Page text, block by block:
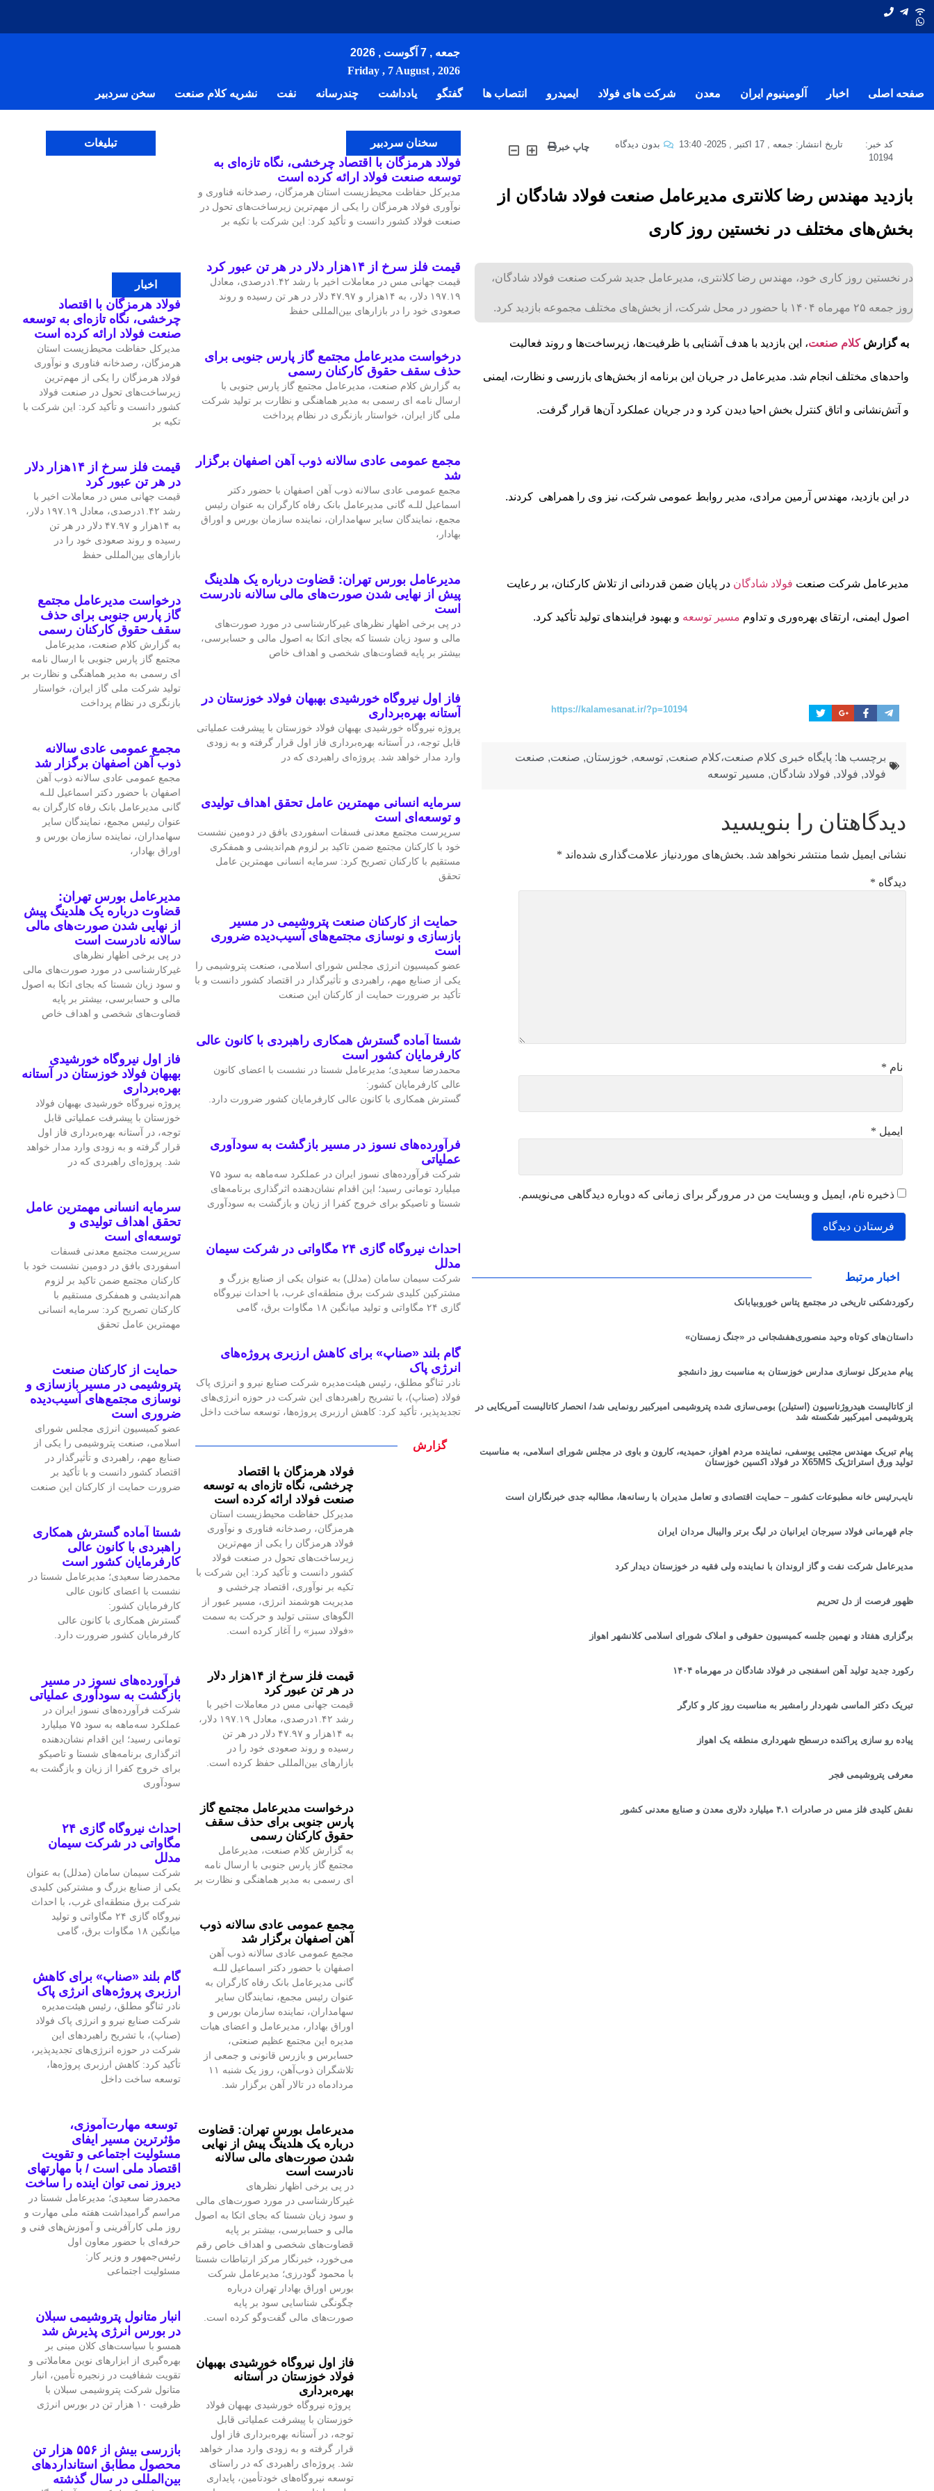
جمعه , 7 آگوست , 2026
Friday , 7 August , 2026
صفحه اصلی
اخبار آلومینیوم ایران معدن شرکت های فولاد ایمیدرو انتصاب ها گفتگو یادداشت چندرسانه نفت نشریه کلام صنعت سخن سردبیر
کد خبر:
10194
تاریخ انتشار: جمعه , 17 اکتبر , 2025 -
13:40 بدون دیدگاه چاپ خبر
بازدید مهندس رضا کلانتری مدیرعامل صنعت فولاد شادگان از
بخش‌های مختلف در نخستین روز کاری
در نخستین روز کاری خود، مهندس رضا کلانتری، مدیرعامل جدید شرکت صنعت فولاد شادگان،
روز جمعه ۲۵ مهرماه ۱۴۰۴ با حضور در محل شرکت، از بخش‌های مختلف مجموعه بازدید کرد.
به گزارش کلام صنعت، این بازدید با هدف آشنایی با ظرفیت‌ها، زیرساخت‌ها و روند فعالیت
واحدهای مختلف انجام شد. مدیرعامل در جریان این برنامه از بخش‌های بازرسی و نظارت، ایمنی
و آتش‌نشانی و اتاق کنترل بخش احیا دیدن کرد و در جریان عملکرد آن‌ها قرار گرفت.
در این بازدید، مهندس آرمین مرادی، مدیر روابط عمومی شرکت، نیز وی را همراهی کردند.
مدیرعامل شرکت صنعت فولاد شادگان در پایان ضمن قدردانی از تلاش کارکنان، بر رعایت
اصول ایمنی، ارتقای بهره‌وری و تداوم مسیر توسعه و بهبود فرایندهای تولید تأکید کرد.
https://kalamesanat.ir/?p=10194
برچسب ها: پایگاه خبری کلام صنعت،کلام صنعت, توسعه, خوزستان, صنعت, صنعت
فولاد, فولاد, فولاد شادگان, مسیر توسعه
دیدگاهتان را بنویسید
نشانی ایمیل شما منتشر نخواهد شد. بخش‌های موردنیاز علامت‌گذاری شده‌اند *
دیدگاه *
نام *
ایمیل *
ذخیره نام، ایمیل و وبسایت من در مرورگر برای زمانی که دوباره دیدگاهی می‌نویسم.
اخبار مرتبط
رکوردشکنی تاریخی در مجتمع پتاس خوروبیابانک
داستان‌های ‌کوتاه‌ وحید منصوری‌هفشجانی در «جنگ زمستان»
پیام مدیرکل نوسازی مدارس خوزستان به مناسبت روز دانشجو
از کاتالیست‌ هیدروژناسیون (استیلن) بومی‌سازی شده پتروشیمی امیرکبیر رونمایی شد/ انحصار کاتالیست‌ آمریکایی در
پتروشیمی امیرکبیر شکسته شد
پیام تبریک مهندس مجتبی یوسفی، نماینده مردم اهواز، حمیدیه، کارون و باوی در مجلس شورای اسلامی، به مناسبت
تولید ورق استراتژیک X65MS در فولاد اکسین خوزستان
نایب‌رئیس خانه مطبوعات کشور – حمایت اقتصادی و تعامل مدیران با رسانه‌ها، مطالبه جدی خبرنگاران است
جام قهرمانی فولاد سیرجان ایرانیان در لیگ برتر والیبال مردان ایران
مدیرعامل شرکت نفت و گاز اروندان با نماینده ولی فقیه در خوزستان دیدار کرد
ظهور فرصت از دل تحریم
برگزاری هفتاد و نهمین جلسه كميسيون حقوقی و املاک شورای اسلامی کلانشهر اهواز
رکورد جدید تولید آهن اسفنجی در فولاد شادگان در مهرماه ۱۴۰۴
تبریک دکتر الماسی شهردار رامشیر به مناسبت روز کار و کارگر
پیاده رو سازی پراکنده درسطح شهرداری منطقه یک اهواز
معرفی پتروشیمی فجر
نقش کلیدی فلز مس در صادرات ۴.۱ میلیارد دلاری معدن و صنایع معدنی کشور
سخنان سردبیر
فولاد هرمزگان با اقتصاد چرخشی، نگاه تازه‌ای به
توسعه صنعت فولاد ارائه کرده است
مدیرکل حفاظت محیط‌زیست استان هرمزگان، رصدخانه فناوری و
نوآوری فولاد هرمزگان را یکی از مهم‌ترین زیرساخت‌های تحول در
صنعت فولاد کشور دانست و تأکید کرد: این شرکت با تکیه بر
قیمت فلز سرخ از ۱۴هزار دلار در هر تن عبور کرد
قیمت جهانی مس در معاملات اخیر با رشد ۱.۴۲درصدی، معادل
۱۹۷.۱۹ دلار، به ۱۴هزار و ۴۷.۹۷ دلار در هر تن رسیده و روند
صعودی خود را در بازارهای بین‌المللی حفظ
درخواست مدیرعامل مجتمع گاز پارس جنوبی برای
حذف سقف حقوق کارکنان رسمی
به گزارش کلام صنعت، مدیرعامل مجتمع گاز پارس جنوبی با
ارسال نامه ای رسمی به مدیر هماهنگی و نظارت بر تولید شرکت
ملی گاز ایران، خواستار بازنگری در نظام پرداخت
مجمع عمومی عادی سالانه ذوب آهن اصفهان برگزار
شد
مجمع عمومی عادی سالانه ذوب آهن اصفهان با حضور دکتر
اسماعیل للـه گانی مدیرعامل بانک رفاه کارگران به عنوان رئیس
مجمع، نمایندگان سایر سهامداران، نماینده سازمان بورس و اوراق
بهادار،
مدیرعامل بورس تهران: قضاوت درباره یک هلدینگ
پیش از نهایی شدن صورت‌های مالی سالانه نادرست
است
در پی برخی اظهار نظرهای غیرکارشناسی در مورد صورت‌های
مالی و سود زیان شستا که بجای اتکا به اصول مالی و حسابرسی،
بیشتر بر پایه قضاوت‌‌های شخصی و اهداف خاص
فاز اول نیروگاه خورشیدی بهبهان فولاد خوزستان در
آستانه بهره‌برداری
پروژه نیروگاه خورشیدی بهبهان فولاد خوزستان با پیشرفت عملیاتی
قابل‌ توجه، در آستانه بهره‌برداری فاز اول قرار گرفته و به‌ زودی
وارد مدار خواهد شد. پروژه‌ای راهبردی که در
سرمایه انسانی مهمترین عامل تحقق اهداف تولیدی
و توسعه‌ای است
سرپرست مجتمع معدنی فسفات اسفوردی بافق در دومین نشست
خود با کارکنان مجتمع ضمن تاکید بر لزوم هم‌اندیشی و همفکری
مستقیم با کارکنان تصریح کرد: سرمایه انسانی مهمترین عامل
تحقق
حمایت از کارکنان صنعت پتروشیمی در مسیر
بازسازی و نوسازی مجتمع‌های آسیب‌دیده ضروری
است
عضو کمیسیون انرژی مجلس شورای اسلامی، صنعت پتروشیمی را
یکی از صنایع مهم، راهبردی و تأثیرگذار در اقتصاد کشور دانست و با
تأکید بر ضرورت حمایت از کارکنان این صنعت
شستا آماده گسترش همکاری راهبردی با کانون عالی
کارفرمایان کشور است
محمدرضا سعیدی؛ مدیرعامل شستا در نشست با اعضای کانون
عالی کارفرمایان کشور:
گسترش همکاری با کانون عالی کارفرمایان کشور ضرورت دارد.
فرآورده‌های نسوز در مسیر بازگشت به سودآوری
عملیاتی
شرکت فرآورده‌های نسوز ایران در عملکرد سه‌ماهه به سود ۷۵
میلیارد تومانی رسید؛ این اقدام نشان‌دهنده اثرگذاری برنامه‌های
شستا و تاصیکو برای خروج کفرا از زیان و بازگشت به سودآوری
احداث نیروگاه گازی ۲۴ مگاواتی در شرکت سیمان
مدلل
شرکت سیمان سامان (مدلل) به عنوان یکی از صنایع بزرگ و
مشترکین کلیدی شرکت برق منطقه‌ای غرب، با احداث نیروگاه
گازی ۲۴ مگاواتی و تولید میانگین ۱۸ مگاوات برق، گامی
گام بلند «صناپ» برای کاهش ارزبری پروژه‌های
انرژی پاک
نادر ثناگو مطلق، رئیس هیئت‌مدیره شرکت صنایع نیرو و انرژی پاک
فولاد (صناپ)، با تشریح راهبردهای این شرکت در حوزه انرژی‌های
تجدیدپذیر، تأکید کرد: کاهش ارزبری پروژه‌ها، توسعه ساخت داخل
گزارش
فولاد هرمزگان با اقتصاد
چرخشی، نگاه تازه‌ای به توسعه
صنعت فولاد ارائه کرده است
مدیرکل حفاظت محیط‌زیست استان
هرمزگان، رصدخانه فناوری و نوآوری
فولاد هرمزگان را یکی از مهم‌ترین
زیرساخت‌های تحول در صنعت فولاد
کشور دانست و تأکید کرد: این شرکت با
تکیه بر نوآوری، اقتصاد چرخشی و
مدیریت هوشمند انرژی، مسیر عبور از
الگوهای سنتی تولید و حرکت به سمت
«فولاد سبز» را آغاز کرده است.
قیمت فلز سرخ از ۱۴هزار دلار
در هر تن عبور کرد
قیمت جهانی مس در معاملات اخیر با
رشد ۱.۴۲درصدی، معادل ۱۹۷.۱۹ دلار،
به ۱۴هزار و ۴۷.۹۷ دلار در هر تن
رسیده و روند صعودی خود را در
بازارهای بین‌المللی حفظ کرده است.
درخواست مدیرعامل مجتمع گاز
پارس جنوبی برای حذف سقف
حقوق کارکنان رسمی
به گزارش کلام صنعت، مدیرعامل
مجتمع گاز پارس جنوبی با ارسال نامه
ای رسمی به مدیر هماهنگی و نظارت بر
مجمع عمومی عادی سالانه ذوب
آهن اصفهان برگزار شد
مجمع عمومی عادی سالانه ذوب آهن
اصفهان با حضور دکتر اسماعیل للـه
گانی مدیرعامل بانک رفاه کارگران به
عنوان رئیس مجمع، نمایندگان سایر
سهامداران، نماینده سازمان بورس و
اوراق بهادار، مدیرعامل و اعضای هیات
مدیره این مجتمع عظیم صنعتی،
حسابرس و بازرس قانونی و جمعی از
تلاشگران ذوب‌آهن، روز یک شنبه ۱۱
مردادماه در تالار آهن برگزار شد.
مدیرعامل بورس تهران: قضاوت
درباره یک هلدینگ پیش از نهایی
شدن صورت‌های مالی سالانه
نادرست است
در پی برخی اظهار نظرهای
غیرکارشناسی در مورد صورت‌های مالی
و سود زیان شستا که بجای اتکا به اصول
مالی و حسابرسی، بیشتر بر پایه
قضاوت‌‌های شخصی و اهداف خاص رقم
می‌خورد، خبرنگار مرکز ارتباطات شستا
با محمود گودرزی؛ مدیرعامل شرکت
بورس اوراق بهادار تهران درباره
چگونگی شناسایی سود بر پایه
صورت‌های مالی گفت‌وگو کرده است.
فاز اول نیروگاه خورشیدی بهبهان
فولاد خوزستان در آستانه
بهره‌برداری
پروژه نیروگاه خورشیدی بهبهان فولاد
خوزستان با پیشرفت عملیاتی قابل‌
توجه، در آستانه بهره‌برداری فاز اول
قرار گرفته و به‌ زودی وارد مدار خواهد
شد. پروژه‌ای راهبردی که در راستای
توسعه نیروگاه‌های خودتأمین، پایداری
تبلیغات
اخبار
فولاد هرمزگان با اقتصاد
چرخشی، نگاه تازه‌ای به توسعه
صنعت فولاد ارائه کرده است
مدیرکل حفاظت محیط‌زیست استان
هرمزگان، رصدخانه فناوری و نوآوری
فولاد هرمزگان را یکی از مهم‌ترین
زیرساخت‌های تحول در صنعت فولاد
کشور دانست و تأکید کرد: این شرکت با
تکیه بر
قیمت فلز سرخ از ۱۴هزار دلار
در هر تن عبور کرد
قیمت جهانی مس در معاملات اخیر با
رشد ۱.۴۲درصدی، معادل ۱۹۷.۱۹ دلار،
به ۱۴هزار و ۴۷.۹۷ دلار در هر تن
رسیده و روند صعودی خود را در
بازارهای بین‌المللی حفظ
درخواست مدیرعامل مجتمع
گاز پارس جنوبی برای حذف
سقف حقوق کارکنان رسمی
به گزارش کلام صنعت، مدیرعامل
مجتمع گاز پارس جنوبی با ارسال نامه
ای رسمی به مدیر هماهنگی و نظارت بر
تولید شرکت ملی گاز ایران، خواستار
بازنگری در نظام پرداخت
مجمع عمومی عادی سالانه
ذوب آهن اصفهان برگزار شد
مجمع عمومی عادی سالانه ذوب آهن
اصفهان با حضور دکتر اسماعیل للـه
گانی مدیرعامل بانک رفاه کارگران به
عنوان رئیس مجمع، نمایندگان سایر
سهامداران، نماینده سازمان بورس و
اوراق بهادار،
مدیرعامل بورس تهران:
قضاوت درباره یک هلدینگ پیش
از نهایی شدن صورت‌های مالی
سالانه نادرست است
در پی برخی اظهار نظرهای
غیرکارشناسی در مورد صورت‌های مالی
و سود زیان شستا که بجای اتکا به اصول
مالی و حسابرسی، بیشتر بر پایه
قضاوت‌‌های شخصی و اهداف خاص
فاز اول نیروگاه خورشیدی
بهبهان فولاد خوزستان در آستانه
بهره‌برداری
پروژه نیروگاه خورشیدی بهبهان فولاد
خوزستان با پیشرفت عملیاتی قابل‌
توجه، در آستانه بهره‌برداری فاز اول
قرار گرفته و به‌ زودی وارد مدار خواهد
شد. پروژه‌ای راهبردی که در
سرمایه انسانی مهمترین عامل
تحقق اهداف تولیدی و
توسعه‌ای است
سرپرست مجتمع معدنی فسفات
اسفوردی بافق در دومین نشست خود با
کارکنان مجتمع ضمن تاکید بر لزوم
هم‌اندیشی و همفکری مستقیم با
کارکنان تصریح کرد: سرمایه انسانی
مهمترین عامل تحقق
حمایت از کارکنان صنعت
پتروشیمی در مسیر بازسازی و
نوسازی مجتمع‌های آسیب‌دیده
ضروری است
عضو کمیسیون انرژی مجلس شورای
اسلامی، صنعت پتروشیمی را یکی از
صنایع مهم، راهبردی و تأثیرگذار در
اقتصاد کشور دانست و با تأکید بر
ضرورت حمایت از کارکنان این صنعت
شستا آماده گسترش همکاری
راهبردی با کانون عالی
کارفرمایان کشور است
محمدرضا سعیدی؛ مدیرعامل شستا در
نشست با اعضای کانون عالی
کارفرمایان کشور:
گسترش همکاری با کانون عالی
کارفرمایان کشور ضرورت دارد.
فرآورده‌های نسوز در مسیر
بازگشت به سودآوری عملیاتی
شرکت فرآورده‌های نسوز ایران در
عملکرد سه‌ماهه به سود ۷۵ میلیارد
تومانی رسید؛ این اقدام نشان‌دهنده
اثرگذاری برنامه‌های شستا و تاصیکو
برای خروج کفرا از زیان و بازگشت به
سودآوری
احداث نیروگاه گازی ۲۴
مگاواتی در شرکت سیمان
مدلل
شرکت سیمان سامان (مدلل) به عنوان
یکی از صنایع بزرگ و مشترکین کلیدی
شرکت برق منطقه‌ای غرب، با احداث
نیروگاه گازی ۲۴ مگاواتی و تولید
میانگین ۱۸ مگاوات برق، گامی
گام بلند «صناپ» برای کاهش
ارزبری پروژه‌های انرژی پاک
نادر ثناگو مطلق، رئیس هیئت‌مدیره
شرکت صنایع نیرو و انرژی پاک فولاد
(صناپ)، با تشریح راهبردهای این
شرکت در حوزه انرژی‌های تجدیدپذیر،
تأکید کرد: کاهش ارزبری پروژه‌ها،
توسعه ساخت داخل
توسعه مهارت‌آموزی،
مؤثرترین مسیر ایفای
مسئولیت اجتماعی و تقویت
اقتصاد ملی است / با مهارتهای
دیروز نمی توان اینده را ساخت
محمدرضا سعیدی؛ مدیرعامل شستا در
مراسم گرامیداشت هفته ملی مهارت و
روز ملی کارآفرینی و آموزش‌های فنی و
حرفه‌ای با حضور معاون اول
رئیس‌جمهور و وزیر کار:
مسئولیت اجتماعی
انبار متانول پتروشیمی سبلان
در بورس انرژی پذیرش شد
همسو با سیاست‌های کلان مبنی بر
بهره‌گیری از ابزارهای نوین معاملاتی و
تقویت شفافیت در زنجیره تأمین، انبار
متانول شرکت پتروشیمی سبلان با
ظرفیت ۱۰ هزار تن در بورس انرژی
بازرسی بیش از ۵۵۶ هزار تن
محصول مطابق استانداردهای
بین‌المللی در سال گذشته